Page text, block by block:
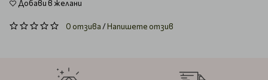
Добави в желани
0 отзива/Напишете отзив